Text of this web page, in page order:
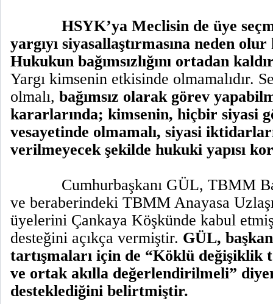
HSYK’ya Meclisin de üye
yargıyı siyasallaştırmasına neden olur
Hukukun bağımsızlığını ortadan
Yargı kimsenin etkisinde olmamalıdır.
olmalı, bağımsız olarak görev
kararlarında; kimsenin, hiçbir siyasi
vesayetinde olmamalı, siyasi
verilmeyecek şekilde hukuki yapısı
Cumhurbaşkanı GÜL, TBMM
ve beraberindeki TBMM Anayasa
üyelerini Çankaya Köşkünde kabul
desteğini açıkça vermiştir. GÜL,
tartışmaları için de “Köklü değişiklik
ve ortak akılla değerlendirilmeli”
desteklediğini belirtmiştir.